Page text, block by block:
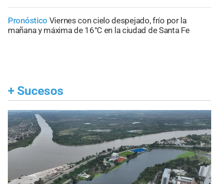
Pronóstico Viernes con cielo despejado, frío por la
mañana y máxima de 16°C en la ciudad de Santa Fe
+ Sucesos